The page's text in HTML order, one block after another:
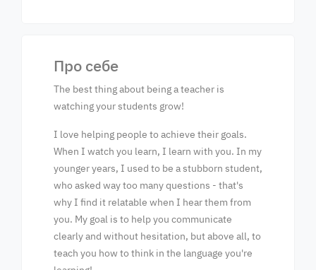
Про себе
The best thing about being a teacher is
watching your students grow!
I love helping people to achieve their goals.
When I watch you learn, I learn with you. In my
younger years, I used to be a stubborn student,
who asked way too many questions - that's
why I find it relatable when I hear them from
you. My goal is to help you communicate
clearly and without hesitation, but above all, to
teach you how to think in the language you're